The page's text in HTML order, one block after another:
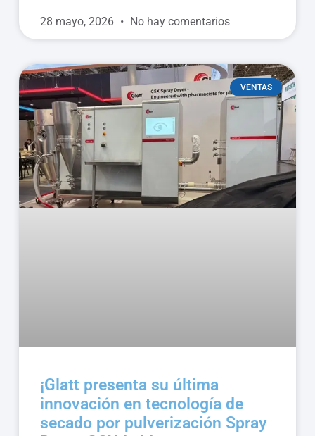
28 mayo, 2026 No hay comentarios
VENTAS
¡Glatt presenta su última
innovación en tecnología de
secado por pulverización Spray